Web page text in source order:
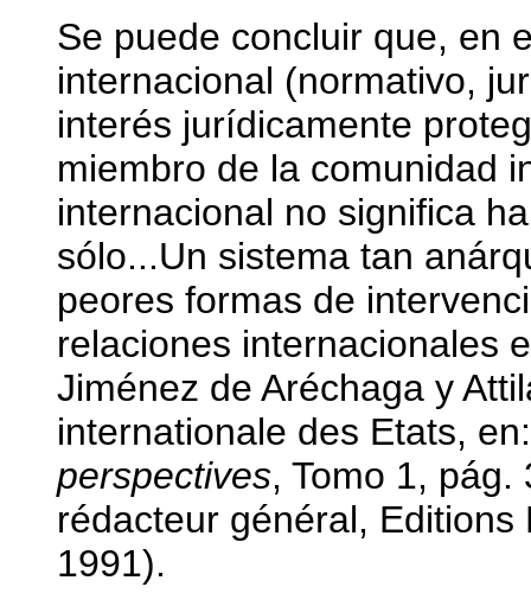
Se puede concluir que, en
internacional (normativo,
interés jurídicamente
miembro de la comunidad
internacional no significa
sólo...Un sistema tan
peores formas de
relaciones internacionales
Jiménez de Aréchaga y
internationale des Etats,
perspectives, Tomo 1,
rédacteur général,
1991).